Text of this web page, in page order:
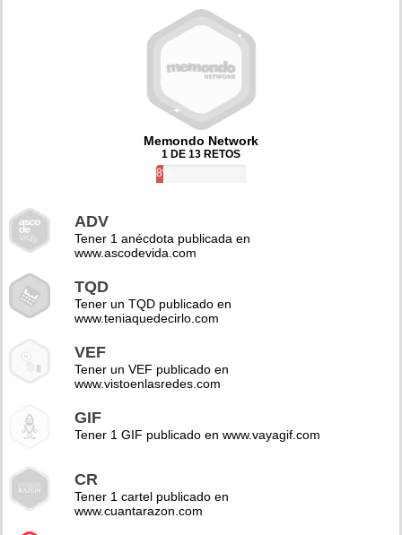
Memondo Network
1 DE 13 RETOS
8%
ADV
Tener 1 anécdota publicada en
www.ascodevida.com
TQD
Tener un TQD publicado en
www.teniaquedecirlo.com
VEF
Tener un VEF publicado en
www.vistoenlasredes.com
GIF
Tener 1 GIF publicado en www.vayagif.com
CR
Tener 1 cartel publicado en
www.cuantarazon.com